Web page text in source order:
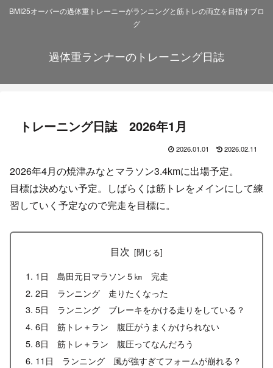
BMI25オーバーの過体重トレーニーがランニングと筋トレの両立を目指すブロ
グ
過体重ランナーのトレーニング日誌
トレーニング日誌 2026年1月
2026.01.01 2026.02.11
2026年4月の焼津みなとマラソン3.4kmに出場予定。
目標は決めない予定。しばらくは筋トレをメインにして練
習していく予定なので完走を目標に。
目次
1日 島田元日マラソン５㎞ 完走
2日 ランニング 走りたくなった
5日 ランニング ブレーキをかける走りをしている？
6日 筋トレ＋ラン 腹圧がうまくかけられない
8日 筋トレ＋ラン 腹圧ってなんだろう
11日 ランニング 風が強すぎてフォームが崩れる？